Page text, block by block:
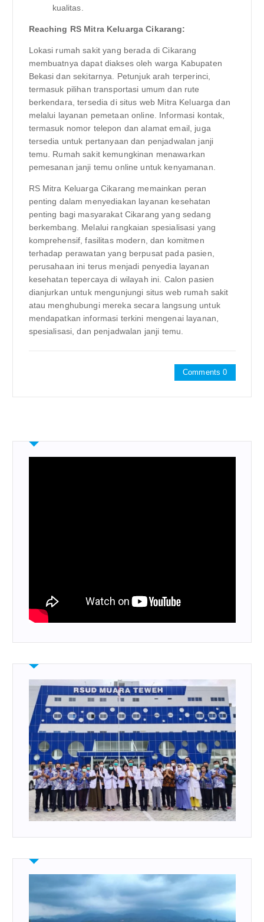
kualitas.
Reaching RS Mitra Keluarga Cikarang:
Lokasi rumah sakit yang berada di Cikarang
membuatnya dapat diakses oleh warga Kabupaten
Bekasi dan sekitarnya. Petunjuk arah terperinci,
termasuk pilihan transportasi umum dan rute
berkendara, tersedia di situs web Mitra Keluarga dan
melalui layanan pemetaan online. Informasi kontak,
termasuk nomor telepon dan alamat email, juga
tersedia untuk pertanyaan dan penjadwalan janji
temu. Rumah sakit kemungkinan menawarkan
pemesanan janji temu online untuk kenyamanan.
RS Mitra Keluarga Cikarang memainkan peran
penting dalam menyediakan layanan kesehatan
penting bagi masyarakat Cikarang yang sedang
berkembang. Melalui rangkaian spesialisasi yang
komprehensif, fasilitas modern, dan komitmen
terhadap perawatan yang berpusat pada pasien,
perusahaan ini terus menjadi penyedia layanan
kesehatan tepercaya di wilayah ini. Calon pasien
dianjurkan untuk mengunjungi situs web rumah sakit
atau menghubungi mereka secara langsung untuk
mendapatkan informasi terkini mengenai layanan,
spesialisasi, dan penjadwalan janji temu.
Comments 0